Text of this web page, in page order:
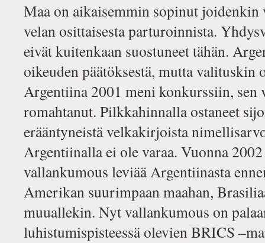
Maa on aikaisemmin sopinut joidenkin
velan osittaisesta parturoinnista.
eivät kuitenkaan suostuneet tähän.
oikeuden päätöksestä, mutta valituskin
Argentiina 2001 meni konkurssiin,
romahtanut. Pilkkahinnalla ostaneet
erääntyneistä velkakirjoista
Argentiinalla ei ole varaa. Vuonna
vallankumous leviää Argentiinasta
Amerikan suurimpaan maahan,
muuallekin. Nyt vallankumous on
luhistumispisteessä olevien BRICS